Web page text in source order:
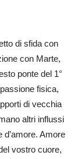
di sfida con
con Marte,
ponte del 1°
fisica,
di vecchia
altri influssi
Amore
vostro cuore,